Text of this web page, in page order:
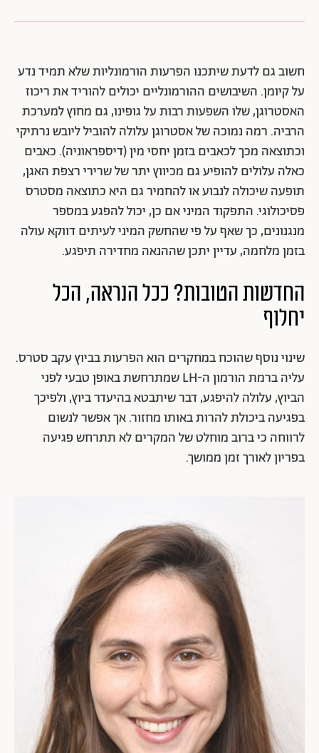
חשוב גם לדעת שיתכנו הפרעות הורמונליות שלא תמיד נדע
על קיומן. השיבושים ההורמונליים יכולים להוריד את ריכוז
האסטרוגן, שלו השפעות רבות על גופינו, גם מחוץ למערכת
הרביה. רמה נמוכה של אסטרוגן עלולה להוביל ליובש נרתיקי
וכתוצאה מכך לכאבים בזמן יחסי מין (דיספראוניה). כאבים
כאלה עלולים להופיע גם מכיווץ יתר של שרירי רצפת האגן,
תופעה שיכולה לנבוע או להחמיר גם היא כתוצאה מסטרס
פסיכולוגי. התפקוד המיני אם כן, יכול להפגע במספר
מנגנונים, כך שאף על פי שהחשק המיני לעיתים דווקא עולה
בזמן מלחמה, עדיין יתכן שההנאה מחדירה תיפגע.
החדשות הטובות? ככל הנראה, הכל
יחלוף
שינוי נוסף שהוכח במחקרים הוא הפרעות בביוץ עקב סטרס.
עליה ברמת הורמון ה-LH שמתרחשת באופן טבעי לפני
הביוץ, עלולה להיפגע, דבר שיתבטא בהיעדר ביוץ, ולפיכך
בפגיעה ביכולת להרות באותו מחזור. אך אפשר לנשום
לרווחה כי ברוב מוחלט של המקרים לא תתרחש פגיעה
בפריון לאורך זמן ממושך.